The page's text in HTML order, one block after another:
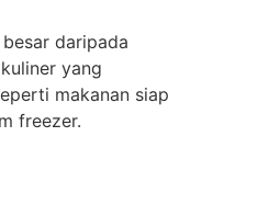
daripada
yang
makanan siap
freezer.